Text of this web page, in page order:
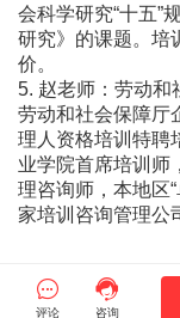
会科学研究“十五”
研究》的课题。培
价。
5. 赵老师：劳动和
劳动和社会保障厅
理人资格培训特聘
业学院首席培训师
理咨询师，本地区
家培训咨询管理公

评论

咨询